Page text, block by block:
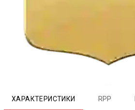
ХАРАКТЕРИСТИКИ RPP